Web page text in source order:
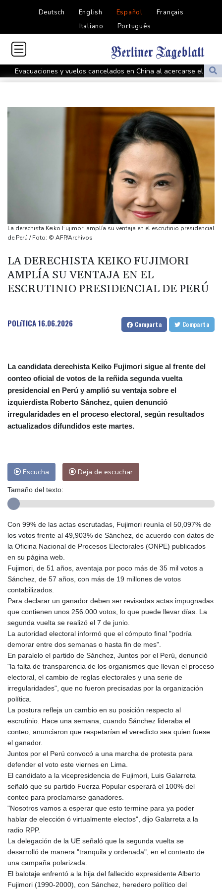
Deutsch English Español
Français
Italiano
Português
Evacuaciones y vuelos cancelados en China al acercarse el tifón
Dolphin
La FIFA contraataca y denuncia "un esfuerzo concertado para
Erupción del Etna obliga a suspender llegadas a un aeropuerto
Bulgaria convoca al embajador de Ucrania tras explosión de un
Muere el padre de Lionel Messi a los 68 años, el hombre detrás
del ídolo mundial
Una niña herida muere y eleva a ocho los fallecidos por el
París obliga a usuarios de patinetas eléctricas a llevar casco
ante aumento de lesiones
Muere el padre de Lionel Messi a los 68 años
comerciales
La derechista Keiko Fujimori amplía su ventaja en el escrutinio presidencial
de Perú / Foto: © AFP/Archivos
LA DERECHISTA KEIKO FUJIMORI
AMPLÍA SU VENTAJA EN EL
ESCRUTINIO PRESIDENCIAL DE PERÚ
POLíTICA16.06.2026 Comparta Comparta
La candidata derechista Keiko Fujimori sigue al frente del
conteo oficial de votos de la reñida segunda vuelta
presidencial en Perú y amplió su ventaja sobre el
izquierdista Roberto Sánchez, quien denunció
irregularidades en el proceso electoral, según resultados
actualizados difundidos este martes.
Escucha Deja de escuchar
Tamaño del texto:
Con 99% de las actas escrutadas, Fujimori reunía el 50,097% de
los votos frente al 49,903% de Sánchez, de acuerdo con datos de
la Oficina Nacional de Procesos Electorales (ONPE) publicados
en su página web.
Fujimori, de 51 años, aventaja por poco más de 35 mil votos a
Sánchez, de 57 años, con más de 19 millones de votos
contabilizados.
Para declarar un ganador deben ser revisadas actas impugnadas
que contienen unos 256.000 votos, lo que puede llevar días. La
segunda vuelta se realizó el 7 de junio.
La autoridad electoral informó que el cómputo final "podría
demorar entre dos semanas o hasta fin de mes".
En paralelo el partido de Sánchez, Juntos por el Perú, denunció
"la falta de transparencia de los organismos que llevan el proceso
electoral, el cambio de reglas electorales y una serie de
irregularidades", que no fueron precisadas por la organización
política.
La postura refleja un cambio en su posición respecto al
escrutinio. Hace una semana, cuando Sánchez lideraba el
conteo, anunciaron que respetarían el veredicto sea quien fuese
el ganador.
Juntos por el Perú convocó a una marcha de protesta para
defender el voto este viernes en Lima.
El candidato a la vicepresidencia de Fujimori, Luis Galarreta
señaló que su partido Fuerza Popular esperará el 100% del
conteo para proclamarse ganadores.
"Nosotros vamos a esperar que esto termine para ya poder
hablar de elección ó virtualmente electos", dijo Galarreta a la
radio RPP.
La delegación de la UE señaló que la segunda vuelta se
desarrolló de manera "tranquila y ordenada", en el contexto de
una campaña polarizada.
El balotaje enfrentó a la hija del fallecido expresidente Alberto
Fujimori (1990-2000), con Sánchez, heredero político del